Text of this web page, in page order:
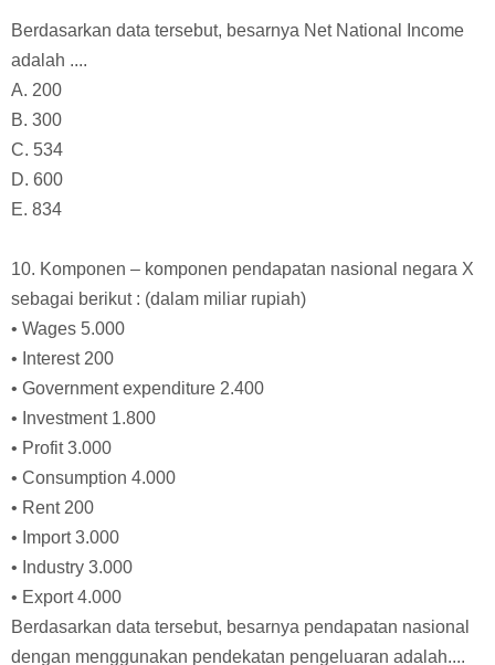
Berdasarkan data tersebut, besarnya Net National Income
adalah ....
A. 200
B. 300
C. 534
D. 600
E. 834
10. Komponen – komponen pendapatan nasional negara X
sebagai berikut : (dalam miliar rupiah)
• Wages 5.000
• Interest 200
• Government expenditure 2.400
• Investment 1.800
• Profit 3.000
• Consumption 4.000
• Rent 200
• Import 3.000
• Industry 3.000
• Export 4.000
Berdasarkan data tersebut, besarnya pendapatan nasional
dengan menggunakan pendekatan pengeluaran adalah....